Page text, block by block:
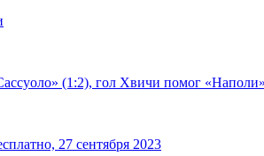
(1:2), гол Хвичи помог
27 сентября 2023